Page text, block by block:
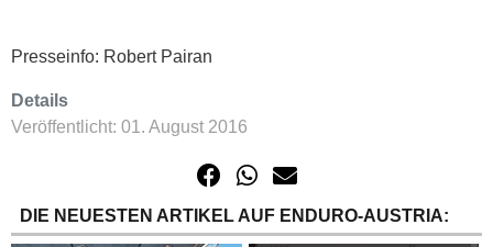
Presseinfo: Robert Pairan
Details
Veröffentlicht: 01. August 2016
DIE NEUESTEN ARTIKEL AUF ENDURO-AUSTRIA: